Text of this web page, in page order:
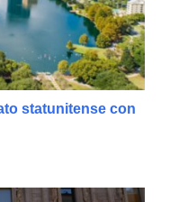
statunitense con